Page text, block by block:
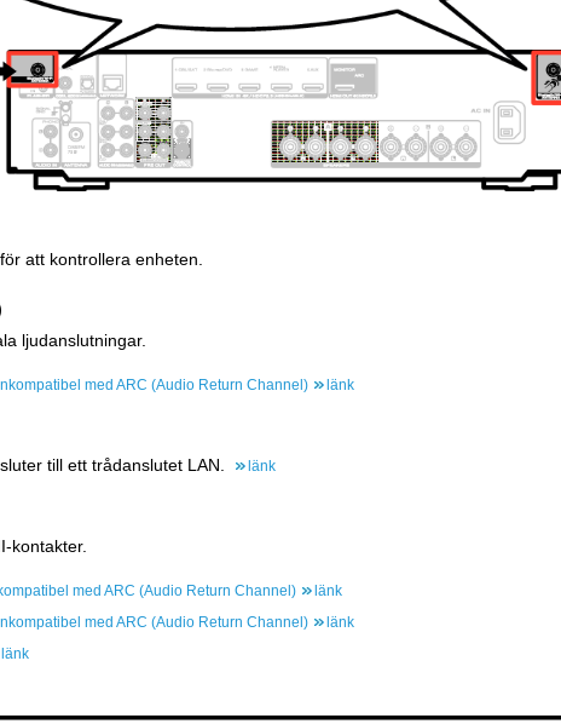
att kontrollera enheten.
ljudanslutningar.
med ARC (Audio Return Channel) länk
till ett trådanslutet LAN.
länk
kontakter.
med ARC (Audio Return Channel)
länk
med ARC (Audio Return Channel)
länk
länk